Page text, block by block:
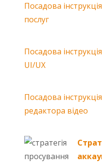
Посадова
послуг
Посадова
UI/UX
Посадова
редактора відео